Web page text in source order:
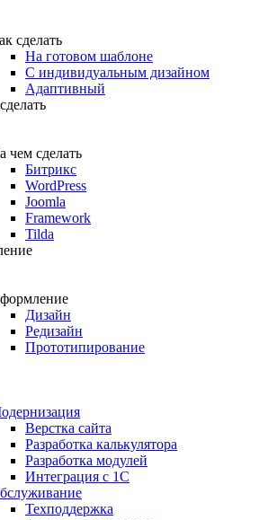
сделать
На готовом шаблоне
С индивидуальным дизайном
Адаптивный
чем сделать
Битрикс
WordPress
Joomla
Framework
Tilda
Дизайн
Редизайн
Прототипирование
Верстка сайта
Разработка калькулятора
Разработка модулей
Интеграция с 1С
Техподдержка